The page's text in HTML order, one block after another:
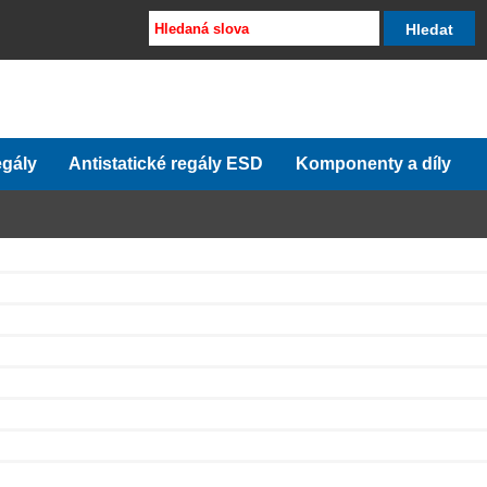
Antistatické regály ESD Komponenty a díly